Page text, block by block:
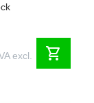
excl. shopping_cart